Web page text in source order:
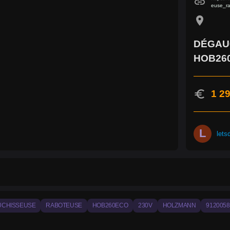
location_on
euro 1
L
RABOTEUSE HOB260ECO 230V HOLZMANN